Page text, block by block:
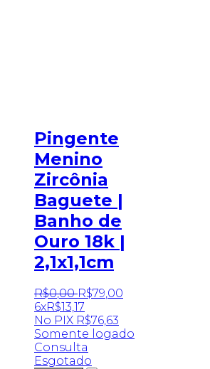
Pingente
Menino
Zircônia
Baguete |
Banho de
Ouro 18k |
2,1x1,1cm
R$0,00 R$79,00
6xR$13,17
No PIX R$76,63
Somente logado
Consulta
Esgotado